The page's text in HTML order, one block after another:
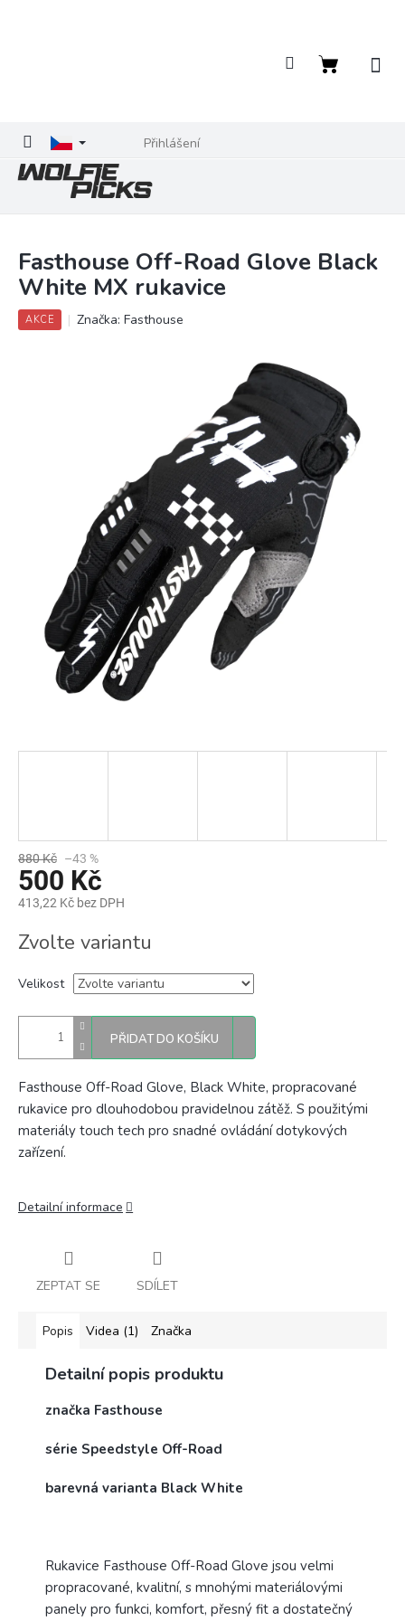
Přihlášení
Nákupní
Fasthouse Off-Road Glove Black
White MX rukavice
AKCE Značka: Fasthouse
880 Kč –43 %
500 Kč
413,22 Kč bez DPH
cena:
Zvolte variantu
Velikost
PŘIDAT DO KOŠÍKU
Fasthouse Off-Road Glove, Black White, propracované
rukavice pro dlouhodobou pravidelnou zátěž. S použitými
materiály touch tech pro snadné ovládání dotykových
zařízení.
Detailní informace
ZEPTAT SE SDÍLET
Popis Videa (1) Značka
Detailní popis produktu
značka Fasthouse
série Speedstyle Off-Road
barevná varianta Black White
Rukavice Fasthouse Off-Road Glove jsou velmi
propracované, kvalitní, s mnohými materiálovými
panely pro funkci, komfort, přesný fit a dostatečný